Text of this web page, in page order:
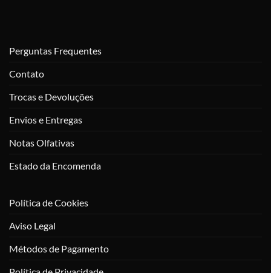
Perguntas Frequentes
Contato
Trocas e Devoluções
Envios e Entregas
Notas Olfativas
Estado da Encomenda
Política de Cookies
Aviso Legal
Métodos de Pagamento